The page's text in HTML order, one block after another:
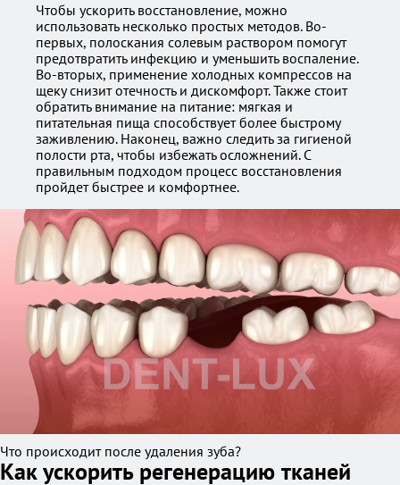
Чтобы ускорить восстановление, можно
использовать несколько простых методов. Во-
первых, полоскания солевым раствором помогут
предотвратить инфекцию и уменьшить воспаление.
Во-вторых, применение холодных компрессов на
щеку снизит отечность и дискомфорт. Также стоит
обратить внимание на питание: мягкая и
питательная пища способствует более быстрому
заживлению. Наконец, важно следить за гигиеной
полости рта, чтобы избежать осложнений. С
правильным подходом процесс восстановления
пройдет быстрее и комфортнее.
Что происходит после удаления зуба?
Как ускорить регенерацию тканей